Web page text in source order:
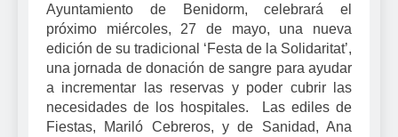
Ayuntamiento de Benidorm, celebrará el
próximo miércoles, 27 de mayo, una nueva
edición de su tradicional ‘Festa de la Solidaritat’,
una jornada de donación de sangre para ayudar
a incrementar las reservas y poder cubrir las
necesidades de los hospitales. Las ediles de
Fiestas, Mariló Cebreros, y de Sanidad, Ana